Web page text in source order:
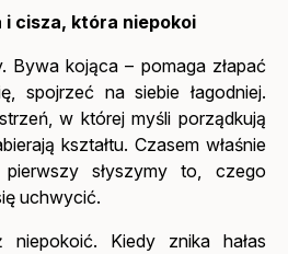
i cisza, która niepokoi
Bywa kojąca – pomaga złapać
spojrzeć na siebie łagodniej.
w której myśli porządkują
kształtu. Czasem właśnie
słyszymy to, czego
uchwycić.
Kiedy znika hałas